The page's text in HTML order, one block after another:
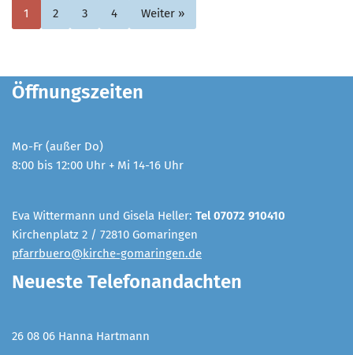
1 2 3 4 Weiter »
Öffnungszeiten
Mo-Fr (außer Do)
8:00 bis 12:00 Uhr + Mi 14-16 Uhr
Eva Wittermann und Gisela Heller: Tel 07072 910410
Kirchenplatz 2 / 72810 Gomaringen
pfarrbuero@kirche-gomaringen.de
Neueste Telefonandachten
26 08 06 Hanna Hartmann